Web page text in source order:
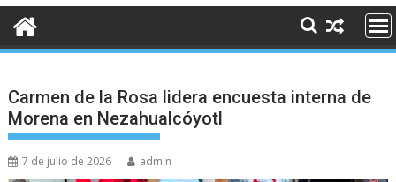
Carmen de la Rosa lidera encuesta interna de
Morena en Nezahualcóyotl
7 de julio de 2026 admin